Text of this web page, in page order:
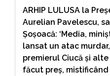
ARHIP LULUSA la
Aurelian Pavelescu,
Șoșoacă: ‘Media,
lansat un atac
premierul Ciucă și
făcut preș, mistificând